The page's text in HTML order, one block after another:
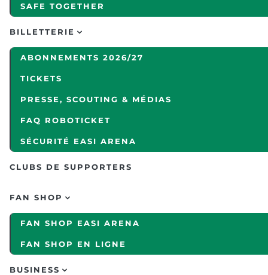
SAFE TOGETHER
BILLETTERIE
ABONNEMENTS 2026/27
TICKETS
PRESSE, SCOUTING & MÉDIAS
FAQ ROBOTICKET
SÉCURITÉ EASI ARENA
CLUBS DE SUPPORTERS
FAN SHOP
FAN SHOP EASI ARENA
FAN SHOP EN LIGNE
BUSINESS